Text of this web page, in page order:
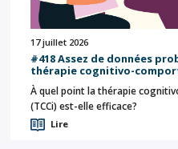
17 juillet 2026
#418 Assez de données
thérapie cognitivo-
À quel point la thérapie
(TCCi) est-elle efficace?
Lire